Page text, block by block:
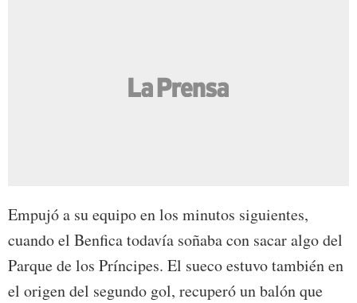
Empujó a su equipo en los minutos siguientes,
cuando el Benfica todavía soñaba con sacar algo del
Parque de los Príncipes. El sueco estuvo también en
el origen del segundo gol, recuperó un balón que